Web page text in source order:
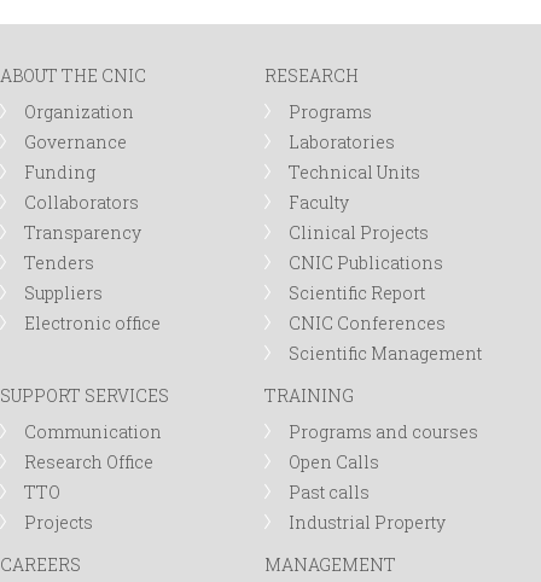
ABOUT THE CNIC
Organization
Governance
Funding
Collaborators
Transparency
Tenders
Suppliers
Electronic office
RESEARCH
Programs
Laboratories
Technical Units
Faculty
Clinical Projects
CNIC Publications
Scientific Report
CNIC Conferences
Scientific Management
SUPPORT SERVICES
Communication
Research Office
TTO
Projects
TRAINING
Programs and courses
Open Calls
Past calls
Industrial Property
CAREERS
MANAGEMENT